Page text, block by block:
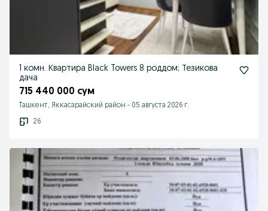
1 комн. Квартира Black Towers 8 роддом; Тезикова
дача
715 440 000 сум
Ташкент, Яккасарайский район - 05 августа 2026 г.
26